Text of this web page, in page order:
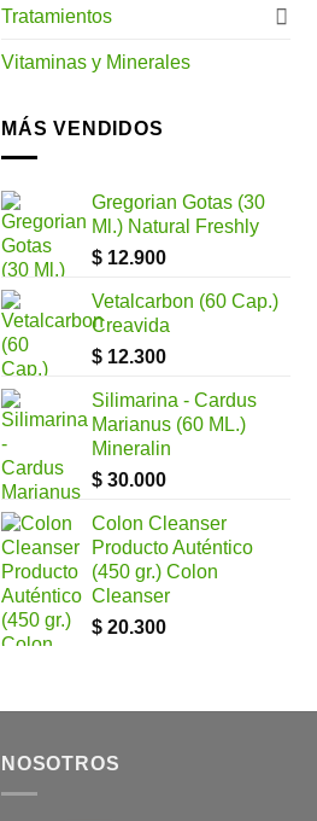
Tratamientos
Vitaminas y Minerales
MÁS VENDIDOS
Gregorian Gotas (30
Ml.) Natural Freshly
$ 12.900
Vetalcarbon (60 Cap.)
Creavida
$ 12.300
Silimarina - Cardus
Marianus (60 ML.)
Mineralin
$ 30.000
Colon Cleanser
Producto Auténtico
(450 gr.) Colon
Cleanser
$ 20.300
NOSOTROS